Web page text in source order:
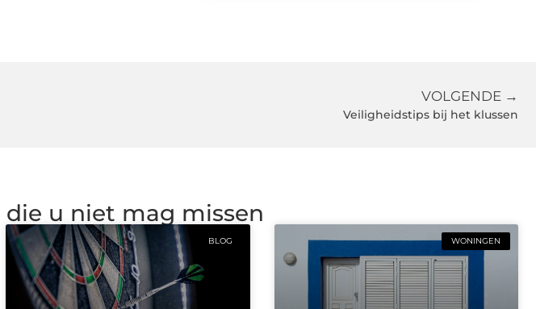
VOLGENDE →
Veiligheidstips bij het klussen
die u niet mag missen
BLOG WONINGEN